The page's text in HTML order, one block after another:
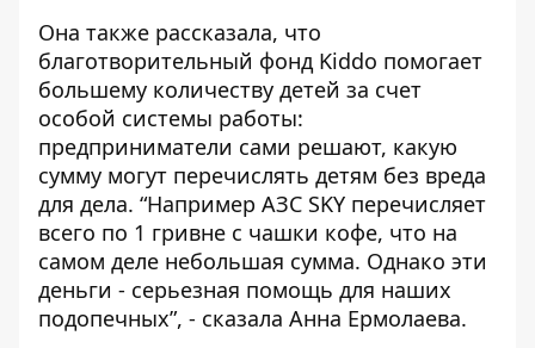
Она также рассказала, что
благотворительный фонд Kiddo помогает
большему количеству детей за счет
особой системы работы:
предприниматели сами решают, какую
сумму могут перечислять детям без вреда
для дела. “Например АЗС SKY перечисляет
всего по 1 гривне с чашки кофе, что на
самом деле небольшая сумма. Однако эти
деньги - серьезная помощь для наших
подопечных”, - сказала Анна Ермолаева.